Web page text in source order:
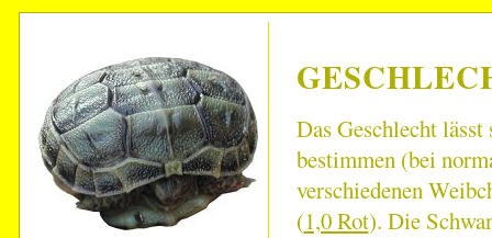
Das Geschlecht
bestimmen (bei
verschiedenen
(1,0 Rot). Die